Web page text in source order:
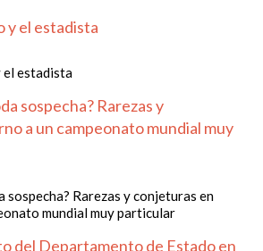
el estadista
sospecha? Rarezas y conjeturas en
mundial muy particular